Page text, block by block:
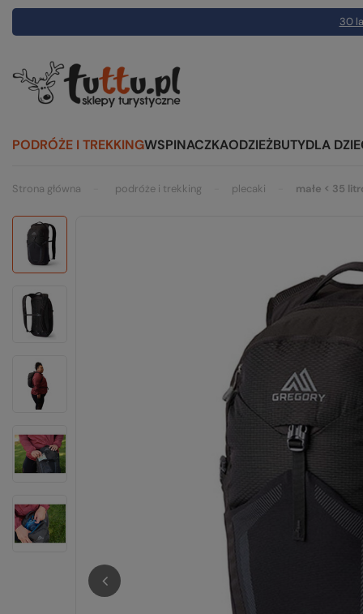
30
PODRÓŻE I TREKKINGWSPINACZKAODZIEŻBUTYDLA
Strona główna podróże i trekking plecaki małe < 35